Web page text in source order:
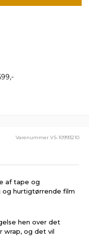
Varenummer VS-10993210
af tape og
og hurtigtørrende film
hen over det
wrap, og det vil